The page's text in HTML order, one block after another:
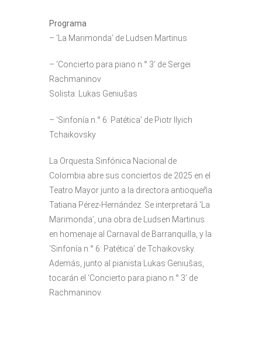
Programa
– ‘La Marimonda’ de Ludsen Martinus
– ‘Concierto para piano n.° 3’ de Sergei
Rachmaninov
Solista: Lukas Geniušas
– ‘Sinfonía n.° 6: Patética’ de Piotr Ilyich
Tchaikovsky
La Orquesta Sinfónica Nacional de
Colombia abre sus conciertos de 2025 en el
Teatro Mayor junto a la directora antioqueña
Tatiana Pérez-Hernández. Se interpretará ‘La
Marimonda’, una obra de Ludsen Martinus
en homenaje al Carnaval de Barranquilla, y la
‘Sinfonía n.° 6: Patética’ de Tchaikovsky.
Además, junto al pianista Lukas Geniušas,
tocarán el ‘Concierto para piano n.° 3’ de
Rachmaninov.